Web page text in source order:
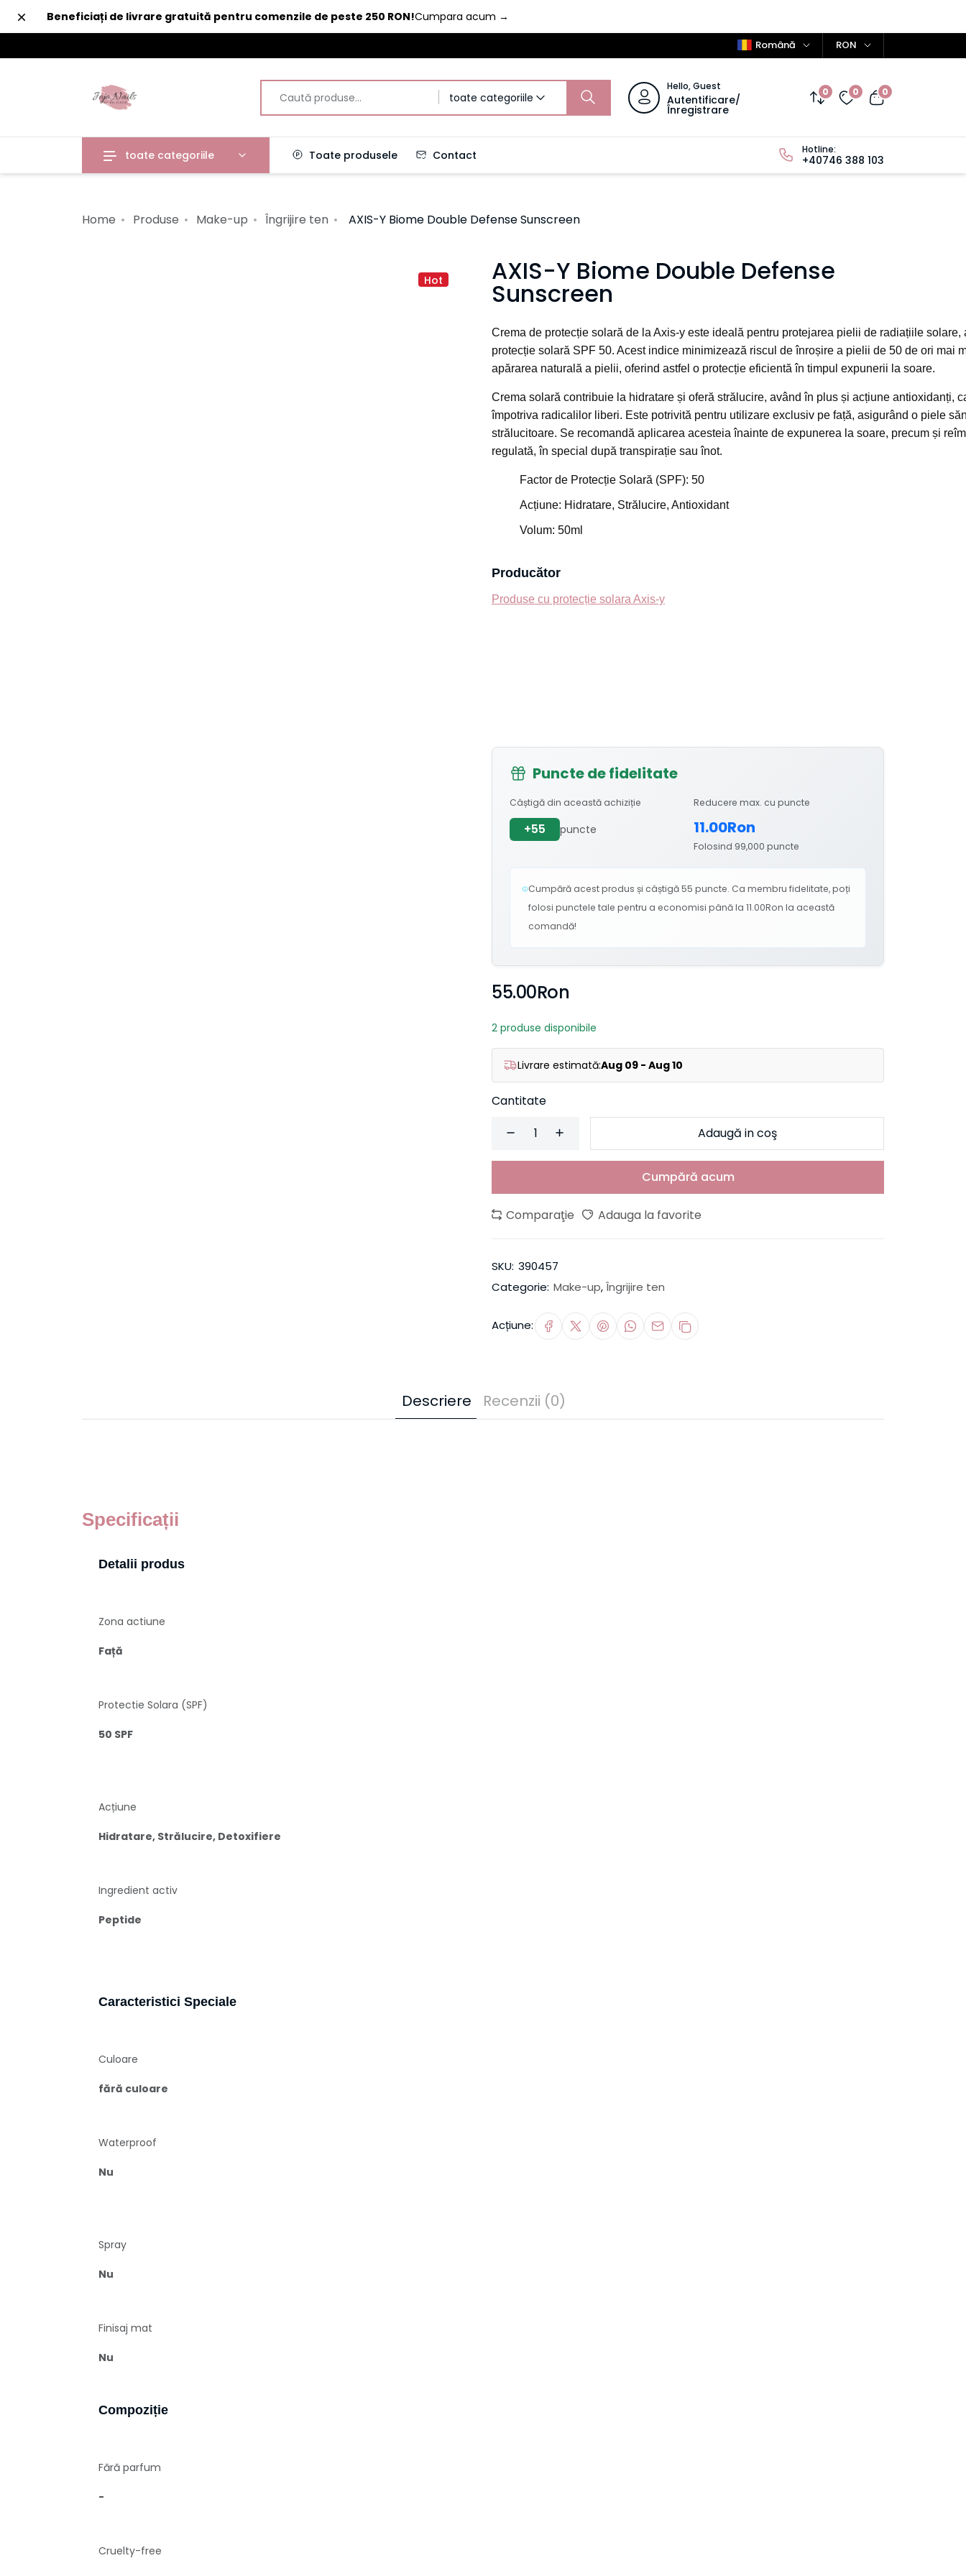
Beneficiați de livrare gratuită pentru comenzile de peste 250 RON!Cumpara acum →
Închide
Română RON
toate categoriile
Hello, Guest
Autentificare/
Înregistrare
0 0 0
toate categoriile Toate produsele Contact Hotline:
+40746 388 103
Home Produse Make-up Îngrijire ten AXIS-Y Biome Double Defense Sunscreen
AXIS-Y Biome Double Defense
Sunscreen
protecție solară SPF 50. Acest indice minimizează riscul de înroșire a pielii de 50 de ori mai
apărarea naturală a pielii, oferind astfel o protecție eficientă în timpul expunerii la soare.
împotriva radicalilor liberi. Este potrivită pentru utilizare exclusiv pe față, asigurând o piele
strălucitoare. Se recomandă aplicarea acesteia înainte de expunerea la soare, precum și
regulată, în special după transpirație sau înot.
+55
Folosind 99,000 puncte
folosi punctele tale pentru a economisi până la 11.00Ron la această
comandă!
Livrare estimată:Aug 09 - Aug 10
Cantitate
Adaugă in coş
Cumpără acum
Categorie: Make-up
Descriere Recenzii (0)
Specificații
Detalii produs
Zona actiune
Față
Protectie Solara (SPF)
50 SPF
Acțiune
Hidratare, Strălucire, Detoxifiere
Ingredient activ
Peptide
Caracteristici Speciale
Culoare
fără culoare
Waterproof
Nu
Spray
Nu
Finisaj mat
Nu
Compoziție
Fără parfum
-
Cruelty-free